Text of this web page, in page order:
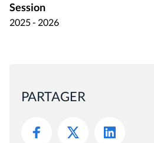
Session
2025 - 2026
PARTAGER